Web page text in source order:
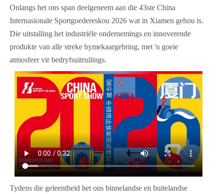
Onlangs het ons span deelgeneem aan die 43ste China
Internasionale Sportgoedereskou 2026 wat in Xiamen gehou is.
Die uitstalling het industriële ondernemings en innoverende
produkte van alle streke bymekaargebring, met 'n goeie
atmosfeer vir bedryfsuitruilings.
Tydens die geleentheid het ons binnelandse en buitelandse